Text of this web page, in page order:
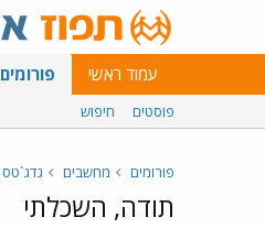
עמוד ראשי פורומים
פוסטים חיפוש
פורומים מחשבים גדג`טס
תודה, השכלתי